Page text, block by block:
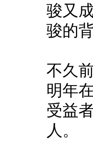
骏又
骏的
不久
明年
受益
人。